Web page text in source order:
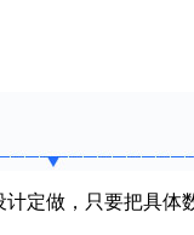
定做，只要把具体